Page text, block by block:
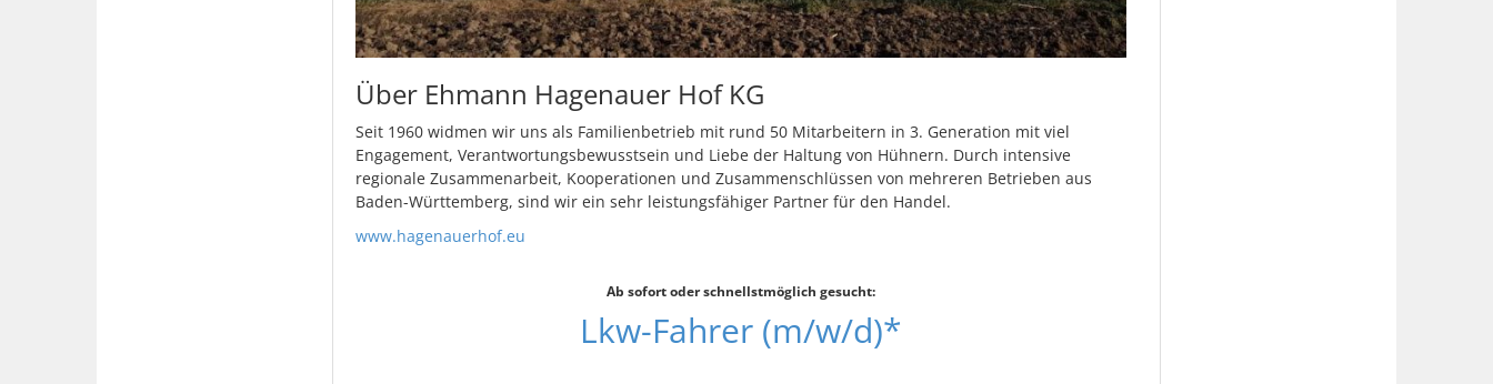
Über Ehmann Hagenauer Hof KG
Seit 1960 widmen wir uns als Familienbetrieb mit rund 50 Mitarbeitern in 3. Generation mit viel
Engagement, Verantwortungsbewusstsein und Liebe der Haltung von Hühnern. Durch intensive
regionale Zusammenarbeit, Kooperationen und Zusammenschlüssen von mehreren Betrieben aus
Baden-Württemberg, sind wir ein sehr leistungsfähiger Partner für den Handel.
www.hagenauerhof.eu
Ab sofort oder schnellstmöglich gesucht:
Lkw-Fahrer (m/w/d)*